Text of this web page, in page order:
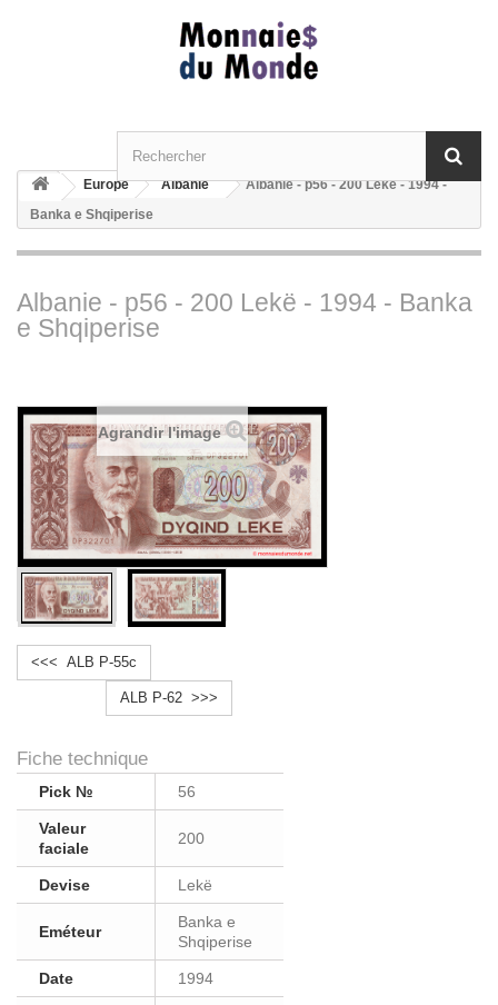
Europe Albanie
Albanie - p56 - 200 Lekë - 1994 -
Banka e Shqiperise
Albanie - p56 - 200 Lekë - 1994 - Banka
e Shqiperise
Agrandir l'image
<<< ALB P-55c
ALB P-62 >>>
Fiche technique
Pick № 56
Valeur
faciale
200
Devise Lekë
Eméteur
Banka e
Shqiperise
Date 1994